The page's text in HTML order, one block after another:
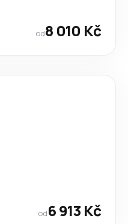
od8 010 Kč
od6 913 Kč